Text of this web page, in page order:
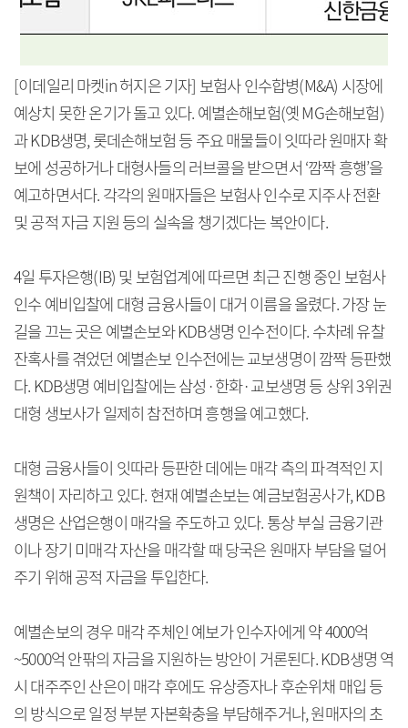
[이데일리 마켓in 허지은 기자] 보험사 인수합병(M&A) 시장에
예상치 못한 온기가 돌고 있다. 예별손해보험(옛 MG손해보험)
과 KDB생명, 롯데손해보험 등 주요 매물들이 잇따라 원매자 확
보에 성공하거나 대형사들의 러브콜을 받으면서 ‘깜짝 흥행’을
예고하면서다. 각각의 원매자들은 보험사 인수로 지주사 전환
및 공적 자금 지원 등의 실속을 챙기겠다는 복안이다.
4일 투자은행(IB) 및 보험업계에 따르면 최근 진행 중인 보험사
인수 예비입찰에 대형 금융사들이 대거 이름을 올렸다. 가장 눈
길을 끄는 곳은 예별손보와 KDB생명 인수전이다. 수차례 유찰
잔혹사를 겪었던 예별손보 인수전에는 교보생명이 깜짝 등판했
다. KDB생명 예비입찰에는 삼성·한화·교보생명 등 상위 3위권
대형 생보사가 일제히 참전하며 흥행을 예고했다.
대형 금융사들이 잇따라 등판한 데에는 매각 측의 파격적인 지
원책이 자리하고 있다. 현재 예별손보는 예금보험공사가, KDB
생명은 산업은행이 매각을 주도하고 있다. 통상 부실 금융기관
이나 장기 미매각 자산을 매각할 때 당국은 원매자 부담을 덜어
주기 위해 공적 자금을 투입한다.
예별손보의 경우 매각 주체인 예보가 인수자에게 약 4000억
~5000억 안팎의 자금을 지원하는 방안이 거론된다. KDB생명 역
시 대주주인 산은이 매각 후에도 유상증자나 후순위채 매입 등
의 방식으로 일정 부분 자본확충을 부담해주거나, 원매자의 초